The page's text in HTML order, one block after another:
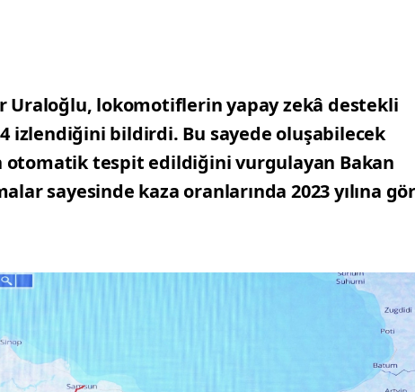
Uraloğlu, lokomotiflerin yapay zekâ destekli
izlendiğini bildirdi. Bu sayede oluşabilecek
otomatik tespit edildiğini vurgulayan Bakan
sayesinde kaza oranlarında 2023 yılına